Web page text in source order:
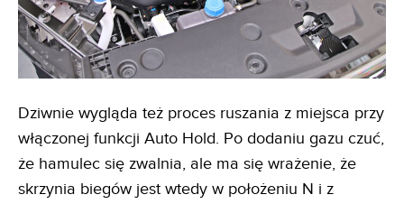
Dziwnie wygląda też proces ruszania z miejsca przy
włączonej funkcji Auto Hold. Po dodaniu gazu czuć,
że hamulec się zwalnia, ale ma się wrażenie, że
skrzynia biegów jest wtedy w położeniu N i z